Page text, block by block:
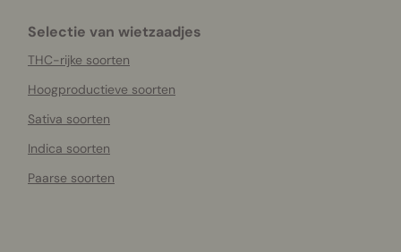
Selectie van wietzaadjes
THC-rijke soorten
Hoogproductieve soorten
Sativa soorten
Indica soorten
Paarse soorten